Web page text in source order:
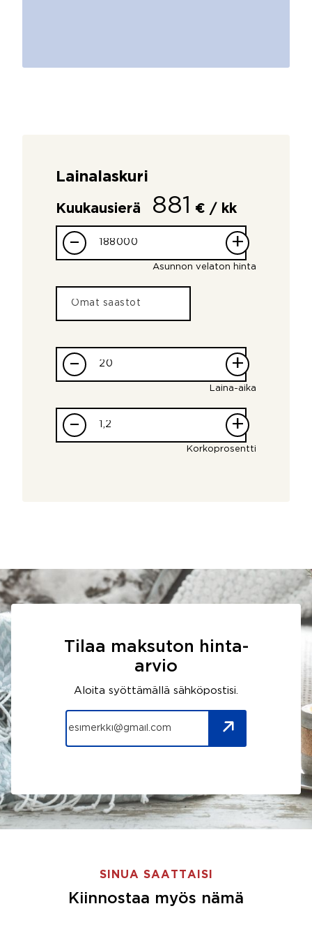
Lainalaskuri
Kuukausierä 881 € / kk
– +
Asunnon velaton hinta
– +
Laina-aika
– +
Korkoprosentti
Tilaa maksuton hinta-
arvio
Aloita syöttämällä sähköpostisi.
SINUA SAATTAISI
Kiinnostaa myös nämä